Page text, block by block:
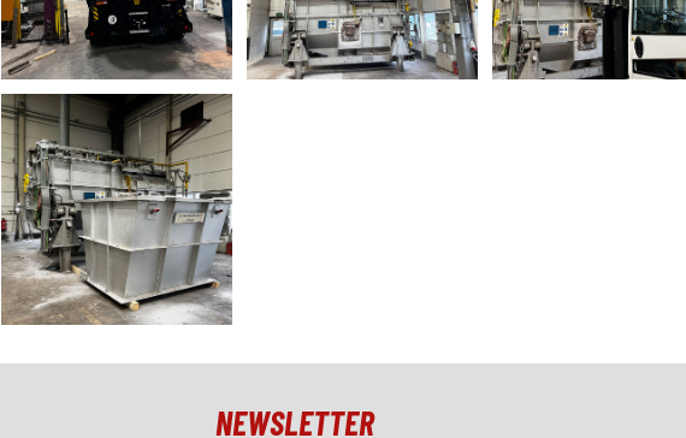
NEWSLETTER